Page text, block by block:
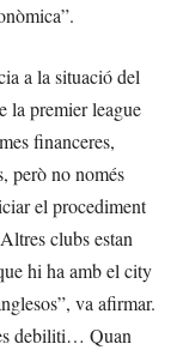
a la situació del
la premier league
financeres,
però no només
el procediment
clubs estan
hi ha amb el city
va afirmar.
debiliti… Quan